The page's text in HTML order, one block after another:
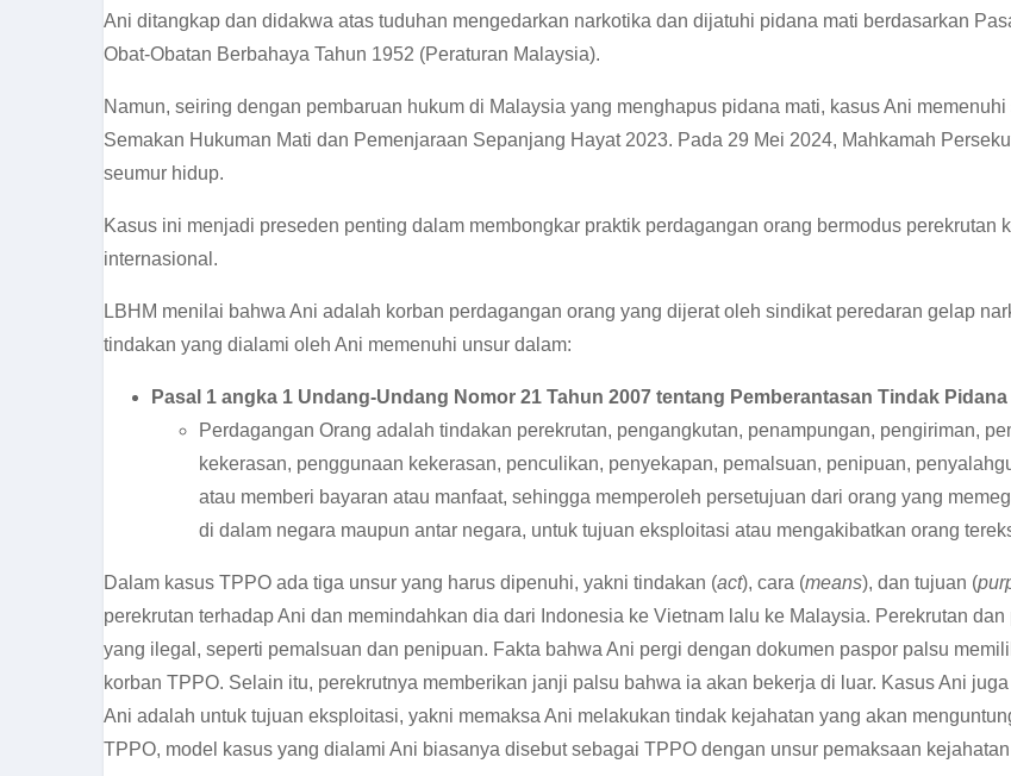
Ani ditangkap dan didakwa atas tuduhan mengedarkan narkotika dan dijatuhi pidana mati berdasarkan
Obat-Obatan Berbahaya Tahun 1952 (Peraturan Malaysia).
Namun, seiring dengan pembaruan hukum di Malaysia yang menghapus pidana mati, kasus Ani
Semakan Hukuman Mati dan Pemenjaraan Sepanjang Hayat 2023. Pada 29 Mei 2024, Mahkamah
seumur hidup.
Kasus ini menjadi preseden penting dalam membongkar praktik perdagangan orang bermodus perekrutan
internasional.
LBHM menilai bahwa Ani adalah korban perdagangan orang yang dijerat oleh sindikat peredaran gelap
tindakan yang dialami oleh Ani memenuhi unsur dalam:
Pasal 1 angka 1 Undang-Undang Nomor 21 Tahun 2007 tentang Pemberantasan Tindak
Perdagangan Orang adalah tindakan perekrutan, pengangkutan, penampungan, pengiriman,
kekerasan, penggunaan kekerasan, penculikan, penyekapan, pemalsuan, penipuan,
atau memberi bayaran atau manfaat, sehingga memperoleh persetujuan dari orang yang
di dalam negara maupun antar negara, untuk tujuan eksploitasi atau mengakibatkan orang
Dalam kasus TPPO ada tiga unsur yang harus dipenuhi, yakni tindakan (act), cara (means), dan tujuan (
perekrutan terhadap Ani dan memindahkan dia dari Indonesia ke Vietnam lalu ke Malaysia. Perekrutan
yang ilegal, seperti pemalsuan dan penipuan. Fakta bahwa Ani pergi dengan dokumen paspor palsu
korban TPPO. Selain itu, perekrutnya memberikan janji palsu bahwa ia akan bekerja di luar. Kasus Ani
Ani adalah untuk tujuan eksploitasi, yakni memaksa Ani melakukan tindak kejahatan yang akan
TPPO, model kasus yang dialami Ani biasanya disebut sebagai TPPO dengan unsur pemaksaan